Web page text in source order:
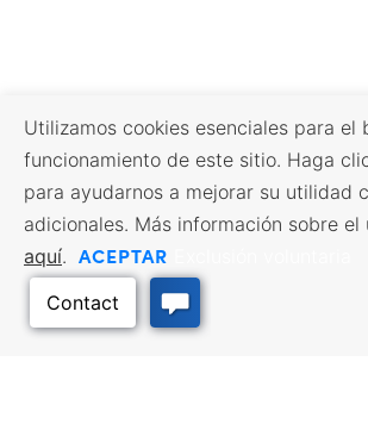
Utilizamos cookies esenciales para el
funcionamiento de este sitio. Haga
para ayudarnos a mejorar su utilidad
adicionales. Más información sobre el
aquí. ACEPTAR